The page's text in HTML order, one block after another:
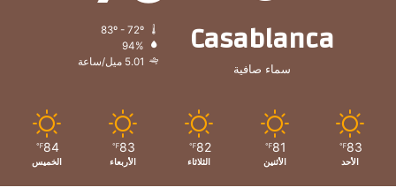
Casablanca
سماء صافية
94%
5.01 ميل/ساعة
83
℉
الأحد
81
℉
الأثنين
82
℉
الثلاثاء
83
℉
الأربعاء
84
℉
الخميس